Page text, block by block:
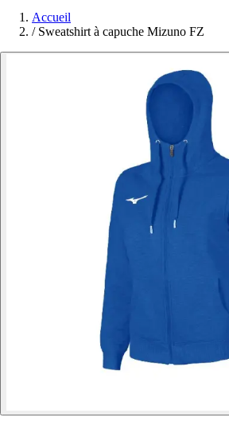
Accueil
/ Sweatshirt à capuche Mizuno FZ